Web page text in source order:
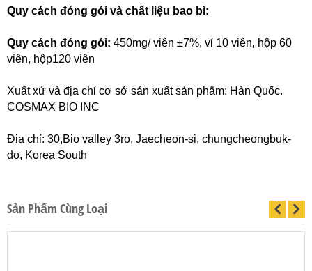
Quy cách đóng gói và chất liệu bao bì:
Quy cách đóng gói: 450mg/ viên ±7%, vỉ 10 viên, hộp 60
viên, hộp120 viên
Xuất xứ và địa chỉ cơ sở sản xuất sản phẩm: Hàn Quốc.
COSMAX BIO INC
Địa chỉ: 30,Bio valley 3ro, Jaecheon-si, chungcheongbuk-
do, Korea South
Sản Phẩm Cùng Loại